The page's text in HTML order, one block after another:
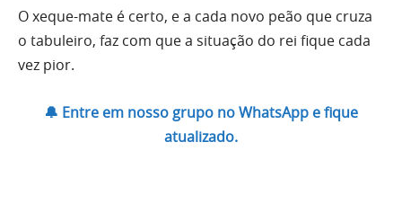
O xeque-mate é certo, e a cada novo peão que cruza
o tabuleiro, faz com que a situação do rei fique cada
vez pior.
🔔 Entre em nosso grupo no WhatsApp e fique
atualizado.